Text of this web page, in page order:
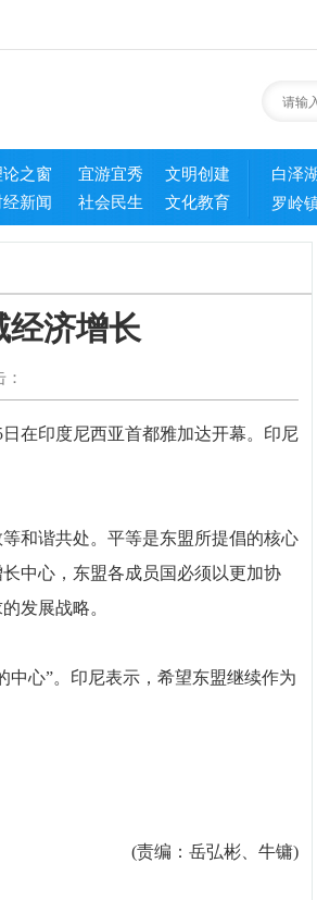
论之窗 宜游宜秀
文明创建
经新闻 社会民生 文化教育
白泽
罗岭
经济增长
：
在印度尼西亚首都雅加达开幕。印尼
和谐共处。平等是东盟所提倡的核心
中心，东盟各成员国必须以更加协
发展战略。
心”。印尼表示，希望东盟继续作为
(责编：岳弘彬、牛镛)